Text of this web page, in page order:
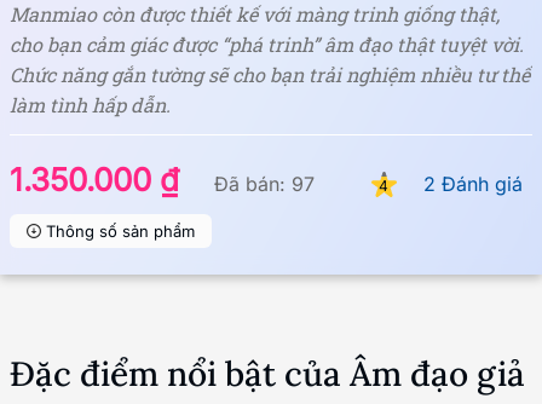
1.350.000 ₫ Đã bán: 97 4 2 Đánh giá
Thông số sản phẩm
Manmiao còn được thiết kế với màng trinh giống thật,
cho bạn cảm giác được “phá trinh” âm đạo thật tuyệt vời.
Chức năng gắn tường sẽ cho bạn trải nghiệm nhiều tư thế
làm tình hấp dẫn.
Đặc điểm nổi bật của Âm đạo giả